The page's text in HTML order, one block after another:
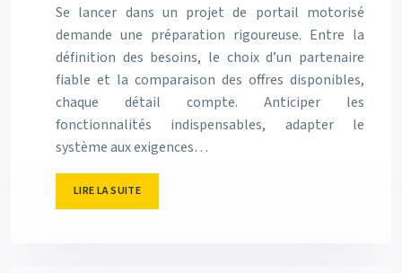
Se lancer dans un projet de portail motorisé
demande une préparation rigoureuse. Entre la
définition des besoins, le choix d’un partenaire
fiable et la comparaison des offres disponibles,
chaque détail compte. Anticiper les
fonctionnalités indispensables, adapter le
système aux exigences…
LIRE LA SUITE